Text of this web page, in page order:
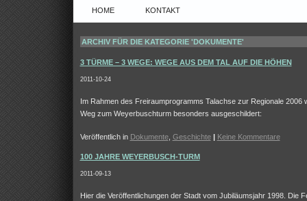
HOME KONTAKT
ARCHIV FÜR DIE KATEGORIE 'DOKUMENTE'
3 TÜRME – 3 WEGE: WEGE AUS DEM TAL AUF DIE HÖHEN
2011-10-24
Im Rahmen des Freiraumprogramms Talachse zur Regionale 2006
Weg zum Weyerbuschturm besonders ausgeschildert:
Veröffentlich in Dokumente, Geschichte Keine Kommentare
100 JAHRE WEYERBUSCH-TURM
2011-09-13
Hier die Veröffentlichungen der Stadt vom Jubiläumsjahr 1998. Die